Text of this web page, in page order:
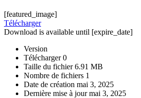
[featured_image]
Télécharger
Download is available until [expire_date]
Version
Télécharger0
Taille du fichier6.91 MB
Nombre de fichiers 1
Date de création mai 3, 2025
Dernière mise à jourmai 3, 2025